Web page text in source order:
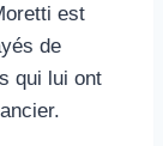
est
de
qui lui ont